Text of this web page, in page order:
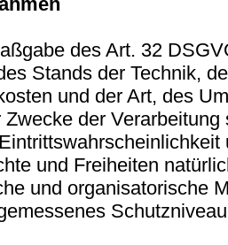
des Art. 32
Stands der Technik,
und der Art, des
der Verarbeitung
und Freiheiten
und organisatorische